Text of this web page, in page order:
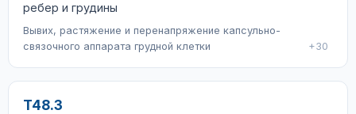
ребер и грудины
Вывих, растяжение и перенапряжение капсульно-
связочного аппарата грудной клетки
+30
T48.3